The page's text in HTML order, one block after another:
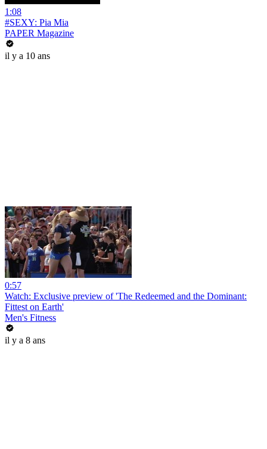
1:08
#SEXY: Pia Mia
PAPER Magazine
il y a 10 ans
0:57
Watch: Exclusive preview of 'The Redeemed and the Dominant:
Fittest on Earth'
Men's Fitness
il y a 8 ans